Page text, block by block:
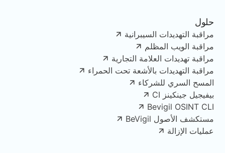
حلول
مراقبة التهديدات السيبرانية
مراقبة الويب المظلم
مراقبة تهديدات العلامة التجارية
مراقبة التهديدات بالأشعة تحت الحمراء
المسح السري للشركاء
بيفيجيل جينكينز CI
Bevigil OSINT CLI
مستكشف الأصول BeVigil
عمليات الإزالة